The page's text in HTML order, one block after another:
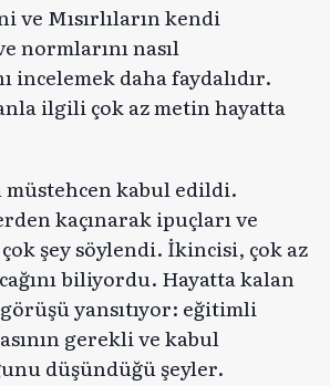
ve Mısırlıların kendi
normlarını nasıl
incelemek daha faydalıdır.
ilgili çok az metin hayatta
kabul edildi.
kaçınarak ipuçları ve
şey söylendi. İkincisi, çok az
biliyordu. Hayatta kalan
yansıtıyor: eğitimli
gerekli ve kabul
düşündüğü şeyler.